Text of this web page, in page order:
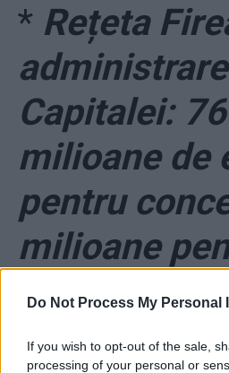
Do Not Process My Personal
If you wish to opt-out of the sale,
processing of your personal or
* Rețeta
Capitalei:
milioane de
pentru
milioane
rețeaua de
termoficare